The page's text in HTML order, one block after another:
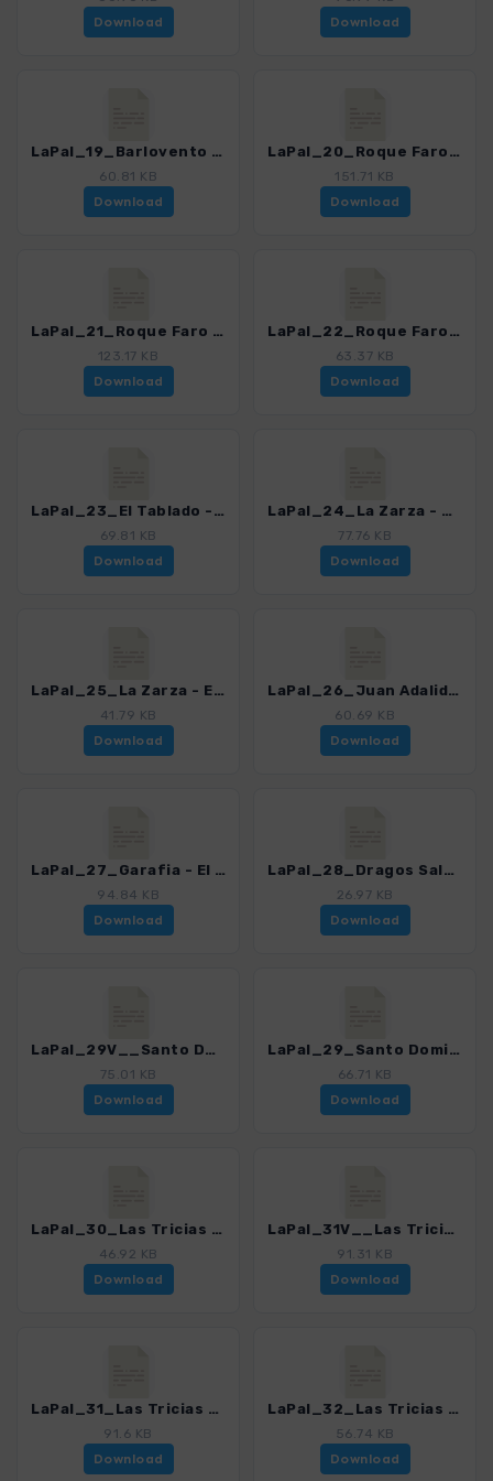
Download
Download
LaPal_19_Barlovento - Gallegos - Franceses_4246_17.gpx
60.81 KB
Download
LaPal_20_Roque Faro - Barlovento_4246_17.gpx
151.71 KB
Download
LaPal_21_Roque Faro - Pico de la Cruz_4246_17.gpx
123.17 KB
Download
LaPal_22_Roque Faro - Francheses_4246_17.gpx
63.37 KB
Download
LaPal_23_El Tablado - Don Pedro_4246_17.gpx
69.81 KB
Download
LaPal_24_La Zarza - Don Pedro_4246_17.gpx
77.76 KB
Download
LaPal_25_La Zarza - Ermita San Antonio_4246_17.gpx
41.79 KB
Download
LaPal_26_Juan Adalid - Playa de El Mudo_4246_17.gpx
60.69 KB
Download
LaPal_27_Garafia - El Tablado_4246_17.gpx
94.84 KB
Download
LaPal_28_Dragos Salvatierra_4246_17.gpx
26.97 KB
Download
LaPal_29V__Santo Domingo - Cueva del Agua - San Antonio_4246_17.gpx
75.01 KB
Download
LaPal_29_Santo Domingo - Cueva del Agua_4246_17.gpx
66.71 KB
Download
LaPal_30_Las Tricias - Buracas_4246_17.gpx
46.92 KB
Download
LaPal_31V__Las Tricias - Lomada Grande_4246_17.gpx
91.31 KB
Download
LaPal_31_Las Tricias - Lomada Grande_4246_17.gpx
91.6 KB
Download
LaPal_32_Las Tricias - El Castillo_4246_17.gpx
56.74 KB
Download